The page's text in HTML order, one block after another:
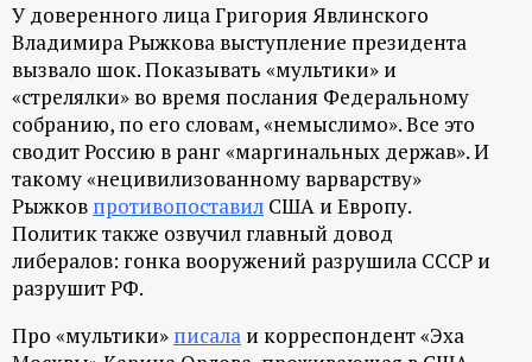
о
р
т
а
л
У доверенного лица Григория Явлинского
Владимира Рыжкова выступление президента
вызвало шок. Показывать «мультики» и
«стрелялки» во время послания Федеральному
собранию, по его словам, «немыслимо». Все это
сводит Россию в ранг «маргинальных держав». И
такому «нецивилизованному варварству»
Рыжков противопоставил США и Европу.
Политик также озвучил главный довод
либералов: гонка вооружений разрушила СССР и
разрушит РФ.
Про «мультики» писала и корреспондент «Эха